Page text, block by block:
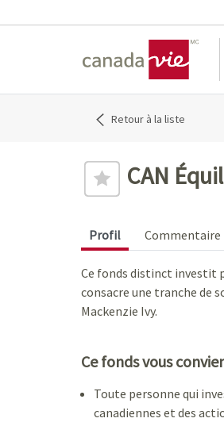
Retour à la liste
CAN
Profil Commentaire
Ce fonds distinct investit
consacre une tranche de
Mackenzie Ivy.
Ce fonds vous
Toute personne qui
canadiennes et des